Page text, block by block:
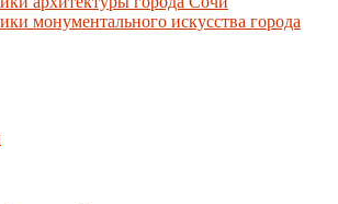
монументального искусства города